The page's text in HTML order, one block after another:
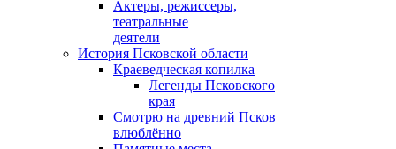
Актеры, режиссеры,
театральные
деятели
История Псковской области
Краеведческая копилка
Легенды Псковского
края
Смотрю на древний Псков
влюблённо